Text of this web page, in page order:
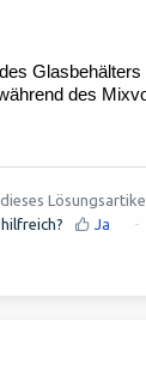
des
Ja